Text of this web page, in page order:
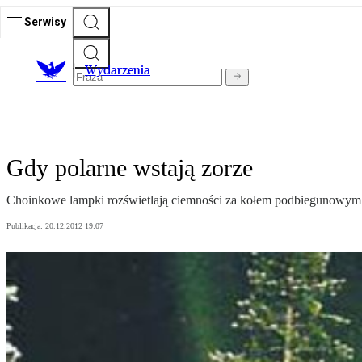
Serwisy
Wydarzenia
Gdy polarne wstają zorze
Choinkowe lampki rozświetlają ciemności za kołem
Publikacja: 20.12.2012 19:07